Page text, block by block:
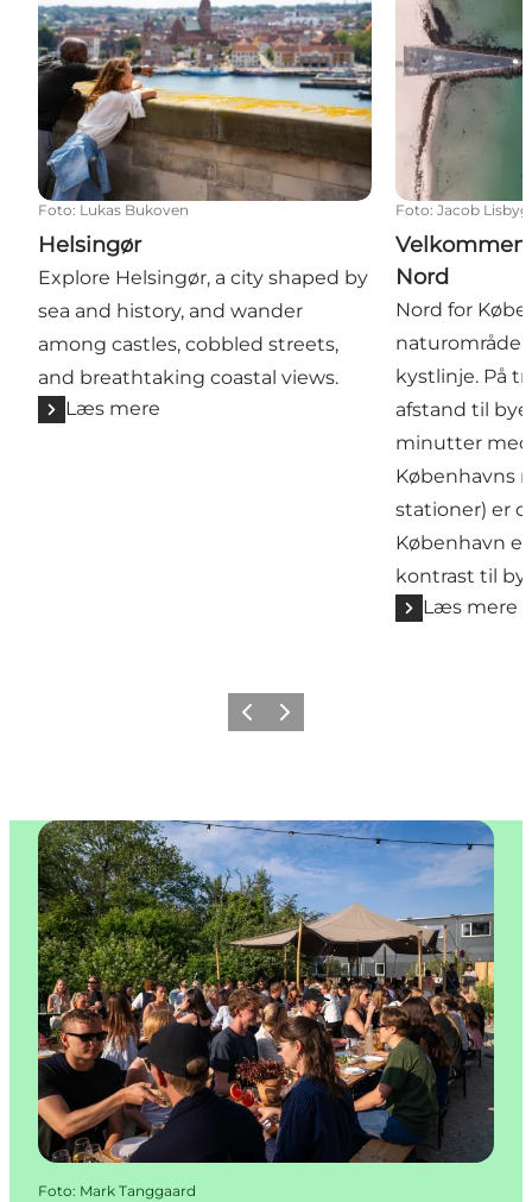
Foto: Lukas Bukoven
Helsingør
Explore Helsingør, a city shaped by
sea and history, and wander
among castles, cobbled streets,
and breathtaking coastal views.
Læs mere
Foto: Jacob
Nord
Nord for
kystlinje. På
afstand til
minutter med
Københavns
stationer) er
København
kontrast til
Læs mere
ForrigeNæste
Foto: Mark Tanggaard